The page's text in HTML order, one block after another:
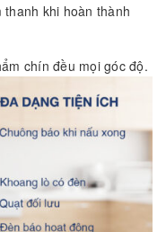
khi hoàn thành
chín đều mọi góc độ.